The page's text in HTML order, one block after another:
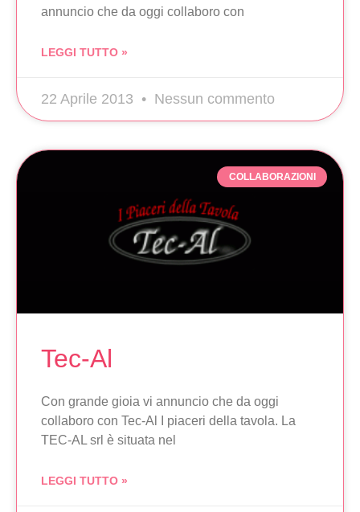
annuncio che da oggi collaboro con
LEGGI TUTTO »
22 Aprile 2013 Nessun commento
COLLABORAZIONI
Tec-Al
Con grande gioia vi annuncio che da oggi
collaboro con Tec-Al I piaceri della tavola. La
TEC-AL srl è situata nel
LEGGI TUTTO »